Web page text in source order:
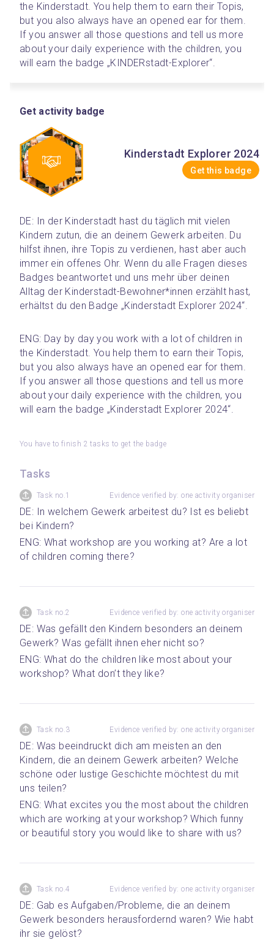
the Kinderstadt. You help them to earn their Topis,
but you also always have an opened ear for them.
If you answer all those questions and tell us more
about your daily experience with the children, you
will earn the badge „KINDERstadt-Explorer“.
Get activity badge
Kinderstadt Explorer 2024
Get this badge
DE: In der Kinderstadt hast du täglich mit vielen
Kindern zutun, die an deinem Gewerk arbeiten. Du
hilfst ihnen, ihre Topis zu verdienen, hast aber auch
immer ein offenes Ohr. Wenn du alle Fragen dieses
Badges beantwortet und uns mehr über deinen
Alltag der Kinderstadt-Bewohner*innen erzählt hast,
erhältst du den Badge „Kinderstadt Explorer 2024“.
ENG: Day by day you work with a lot of children in
the Kinderstadt. You help them to earn their Topis,
but you also always have an opened ear for them.
If you answer all those questions and tell us more
about your daily experience with the children, you
will earn the badge „Kinderstadt Explorer 2024“.
You have to finish 2 tasks to get the badge
Tasks
Task no.1 Evidence verified by: one activity organiser
DE: In welchem Gewerk arbeitest du? Ist es beliebt
bei Kindern?
ENG: What workshop are you working at? Are a lot
of children coming there?
Task no.2 Evidence verified by: one activity organiser
DE: Was gefällt den Kindern besonders an deinem
Gewerk? Was gefällt ihnen eher nicht so?
ENG: What do the children like most about your
workshop? What don’t they like?
Task no.3 Evidence verified by: one activity organiser
DE: Was beeindruckt dich am meisten an den
Kindern, die an deinem Gewerk arbeiten? Welche
schöne oder lustige Geschichte möchtest du mit
uns teilen?
ENG: What excites you the most about the children
which are working at your workshop? Which funny
or beautiful story you would like to share with us?
Task no.4 Evidence verified by: one activity organiser
DE: Gab es Aufgaben/Probleme, die an deinem
Gewerk besonders herausfordernd waren? Wie habt
ihr sie gelöst?